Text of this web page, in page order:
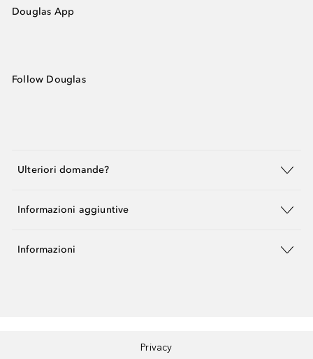
Douglas App
Follow Douglas
Ulteriori domande?
Informazioni aggiuntive
Informazioni
Privacy